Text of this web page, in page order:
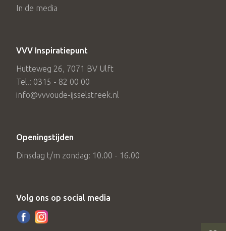
In de media
VVV Inspiratiepunt
Hutteweg 26, 7071 BV Ulft
Tel.: 0315 - 82 00 00
info@vvvoude-ijsselstreek.nl
Openingstijden
Dinsdag t/m zondag: 10.00 - 16.00
Volg ons op social media